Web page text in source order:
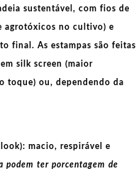
sustentável, com fios de
agrotóxicos no cultivo) e
final. As estampas são feitas
silk screen (maior
toque) ou, dependendo da
macio, respirável e
podem ter porcentagem de